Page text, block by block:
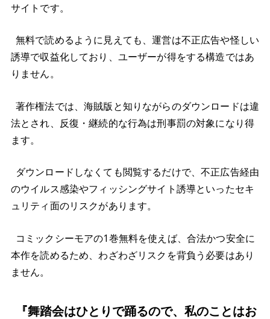
サイトです。
無料で読めるように見えても、運営は不正広告や怪しい
誘導で収益化しており、ユーザーが得をする構造ではあ
りません。
著作権法では、海賊版と知りながらのダウンロードは違
法とされ、反復・継続的な行為は刑事罰の対象になり得
ます。
ダウンロードしなくても閲覧するだけで、不正広告経由
のウイルス感染やフィッシングサイト誘導といったセキ
ュリティ面のリスクがあります。
コミックシーモアの1巻無料を使えば、合法かつ安全に
本作を読めるため、わざわざリスクを背負う必要はあり
ません。
『舞踏会はひとりで踊るので、私のことはお